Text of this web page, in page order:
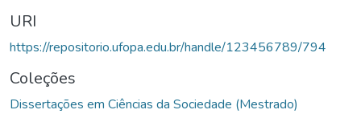
URI
https://repositorio.ufopa.edu.br/handle/123456789/794
Coleções
Dissertações em Ciências da Sociedade (Mestrado)